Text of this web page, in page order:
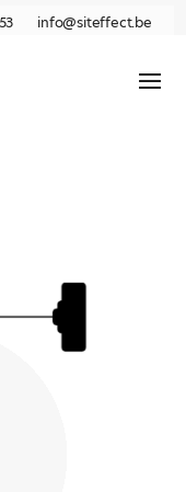
info@siteffect.be